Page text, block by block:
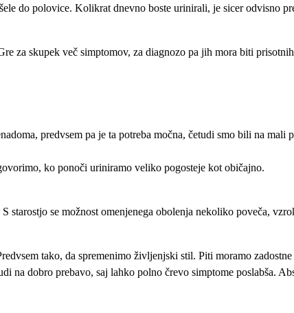
do polovice. Kolikrat dnevno boste urinirali, je sicer odvisno
za skupek več simptomov, za diagnozo pa jih mora biti
predvsem pa je ta potreba močna, četudi smo bili na mali
ko ponoči uriniramo veliko pogosteje kot običajno.
se možnost omenjenega obolenja nekoliko poveča,
tako, da spremenimo življenjski stil. Piti moramo
na dobro prebavo, saj lahko polno črevo simptome poslabša.